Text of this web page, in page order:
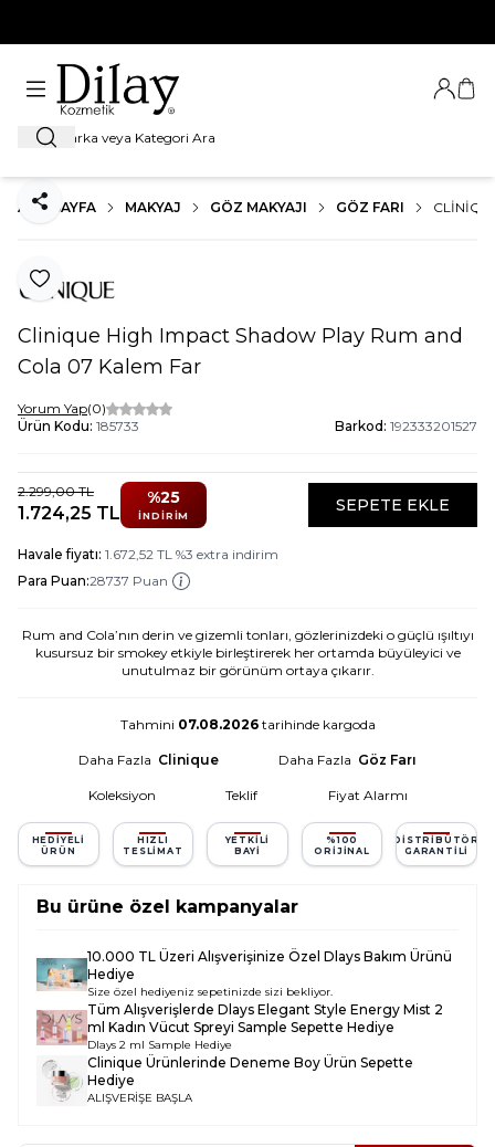
Ara
Giriş
ANA SAYFA MAKYAJ GÖZ MAKYAJI GÖZ FARI
Favoriye Ekle
Paylaş
Clinique High Impact Shadow Play Rum and
Cola 07 Kalem Far
Yorum Yap(0)
Ürün Kodu: 185733 Barkod: 192333201527
2.299,00TL
1.724,25 TL
%25
İNDIRIM
SEPETE EKLE
Havale fiyatı: 1.672,52 TL %3 extra indirim
Para Puan:28737 Puan
Rum and Cola’nın derin ve gizemli tonları, gözlerinizdeki o güçlü ışıltıyı
kusursuz bir smokey etkiyle birleştirerek her ortamda büyüleyici ve
unutulmaz bir görünüm ortaya çıkarır.
Tahmini 07.08.2026tarihinde kargoda
Daha Fazla Clinique Daha Fazla Göz Farı
Koleksiyon Teklif Fiyat Alarmı
HEDIYELI
ÜRÜN
HIZLI
TESLIMAT
YETKILI
BAYI
%100
ORIJINAL
DISTRIBÜTÖR
GARANTILI
Bu ürüne özel kampanyalar
10.000 TL Üzeri Alışverişinize Özel Dlays Bakım Ürünü
Hediye
Size özel hediyeniz sepetinizde sizi bekliyor.
Tüm Alışverişlerde Dlays Elegant Style Energy Mist 2
ml Kadın Vücut Spreyi Sample Sepette Hediye
Dlays 2 ml Sample Hediye
Clinique Ürünlerinde Deneme Boy Ürün Sepette
Hediye
ALIŞVERİŞE BAŞLA